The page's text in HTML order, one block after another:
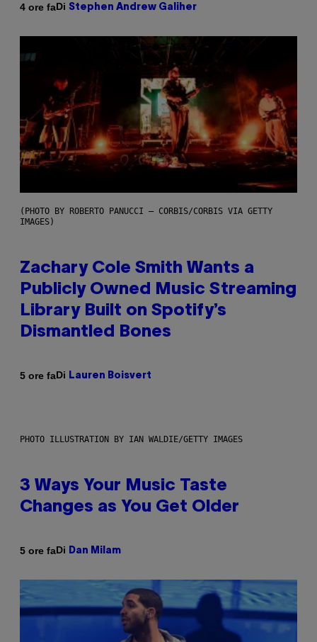
4 ore faDi Stephen Andrew Galiher
(PHOTO BY ROBERTO PANUCCI – CORBIS/CORBIS VIA GETTY
IMAGES)
Zachary Cole Smith Wants a
Publicly Owned Music Streaming
Library Built on Spotify’s
Dismantled Bones
5 ore faDi Lauren Boisvert
PHOTO ILLUSTRATION BY IAN WALDIE/GETTY IMAGES
3 Ways Your Music Taste
Changes as You Get Older
5 ore faDi Dan Milam